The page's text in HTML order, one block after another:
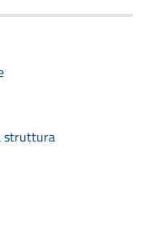
struttura